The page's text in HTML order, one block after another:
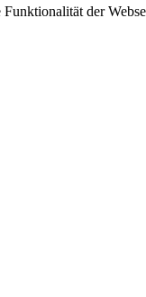
der